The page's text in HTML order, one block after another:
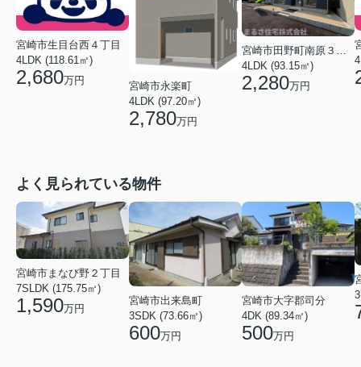
宮崎市生目台西４丁目
4LDK (118.61㎡)
2,680万円
宮崎市永楽町
4LDK (97.20㎡)
2,780万円
宮崎市田野町南原３丁目
4LDK (93.15㎡)
2,280万円
よく見られている物件
宮崎市まなび野２丁目
7SLDK (175.75㎡)
1,590万円
宮崎市出来島町
3SDK (73.66㎡)
600万円
宮崎市大字郡司分
4DK (89.34㎡)
500万円